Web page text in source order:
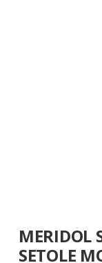
all'inizio
della
MERIDOL
SETOLE